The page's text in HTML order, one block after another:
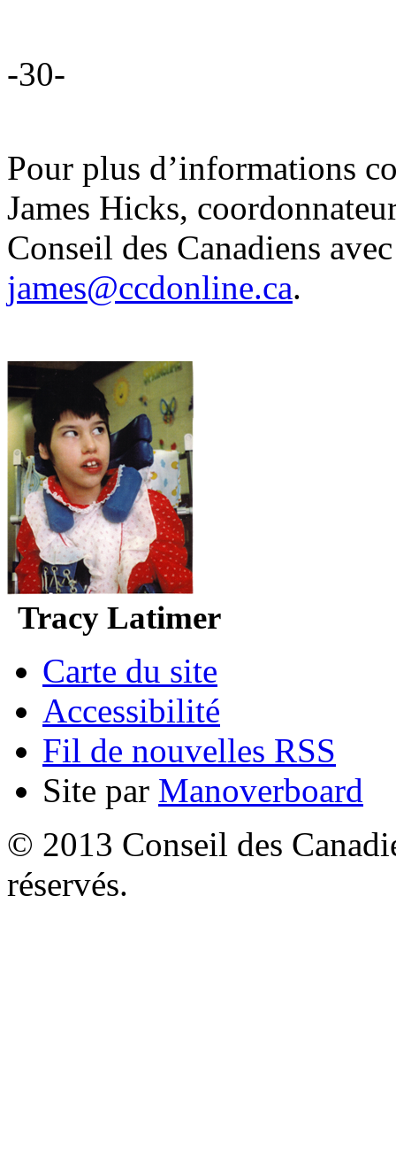
-30-
Pour plus d’informations
James Hicks,
Conseil des Canadiens
james@ccdonline.ca.
Tracy Latimer
Carte du site
Accessibilité
Fil de nouvelles RSS
Site par Manoverboard
© 2013 Conseil des
réservés.